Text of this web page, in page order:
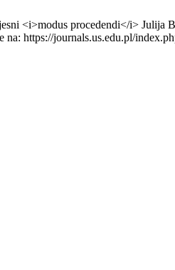
<i>modus procedendi</i> Julija
na: https://journals.us.edu.pl/